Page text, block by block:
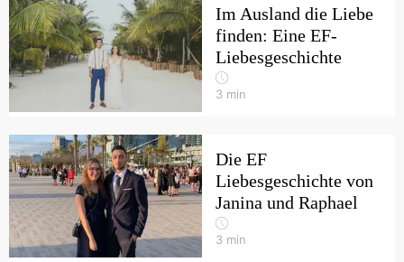
Im Ausland die Liebe
finden: Eine EF-
Liebesgeschichte
3 min
Die EF
Liebesgeschichte von
Janina und Raphael
3 min